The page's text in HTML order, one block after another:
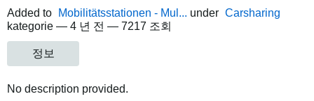
Added to
Mobilitätsstationen - Mul... under Carsharing
kategorie — 4 년 전 — 7217 조회
정보
No description provided.